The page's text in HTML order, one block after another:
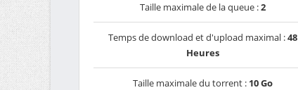
Taille maximale de la queue :2
Temps de download et d'upload maximal :48
Heures
Taille maximale du torrent : 10 Go